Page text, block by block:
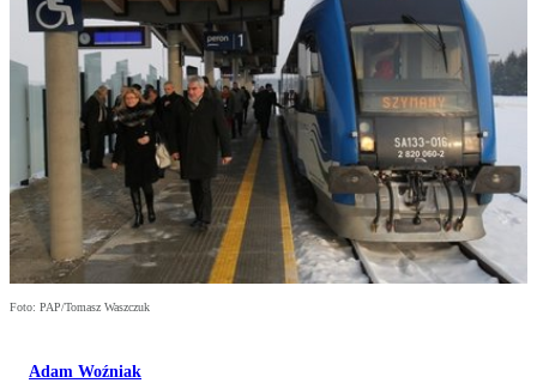
Foto: PAP/Tomasz Waszczuk
Adam Woźniak